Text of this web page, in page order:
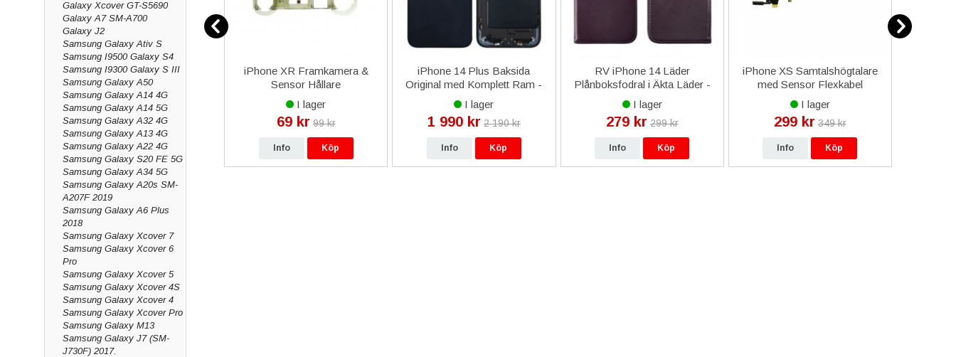
Galaxy Xcover GT-S5690
Galaxy A7 SM-A700
Galaxy J2
Samsung Galaxy Ativ S
Samsung I9500 Galaxy S4
Samsung I9300 Galaxy S III
Samsung Galaxy A50
Samsung Galaxy A14 4G
Samsung Galaxy A14 5G
Samsung Galaxy A32 4G
Samsung Galaxy A13 4G
Samsung Galaxy A22 4G
Samsung Galaxy S20 FE 5G
Samsung Galaxy A34 5G
Samsung Galaxy A20s SM-
A207F 2019
Samsung Galaxy A6 Plus
2018
Samsung Galaxy Xcover 7
Samsung Galaxy Xcover 6
Pro
Samsung Galaxy Xcover 5
Samsung Galaxy Xcover 4S
Samsung Galaxy Xcover 4
Samsung Galaxy Xcover Pro
Samsung Galaxy M13
Samsung Galaxy J7 (SM-
J730F) 2017.
iPhone 15 Plus iPhone 15
Pro Max Mophie 3-in-1 USB-
A till MicroUSB/USB-
C/Lightning Laddningskabel
1m - Vit
I lager
129 kr 199 kr
Info Köp
iPhone XR Framkamera &
Sensor Hållare
I lager
69 kr 99 kr
Info Köp
iPhone 14 Plus Baksida
Original med Komplett Ram -
Svart
I lager
1 990 kr 2 190 kr
Info Köp
RV iPhone 14 Läder
Plånboksfodral i Äkta Läder -
Lila
I lager
279 kr 299 kr
Info Köp
iPhone XS Samtalshögtalare
med Sensor Flexkabel
I lager
299 kr 349 kr
Info Köp